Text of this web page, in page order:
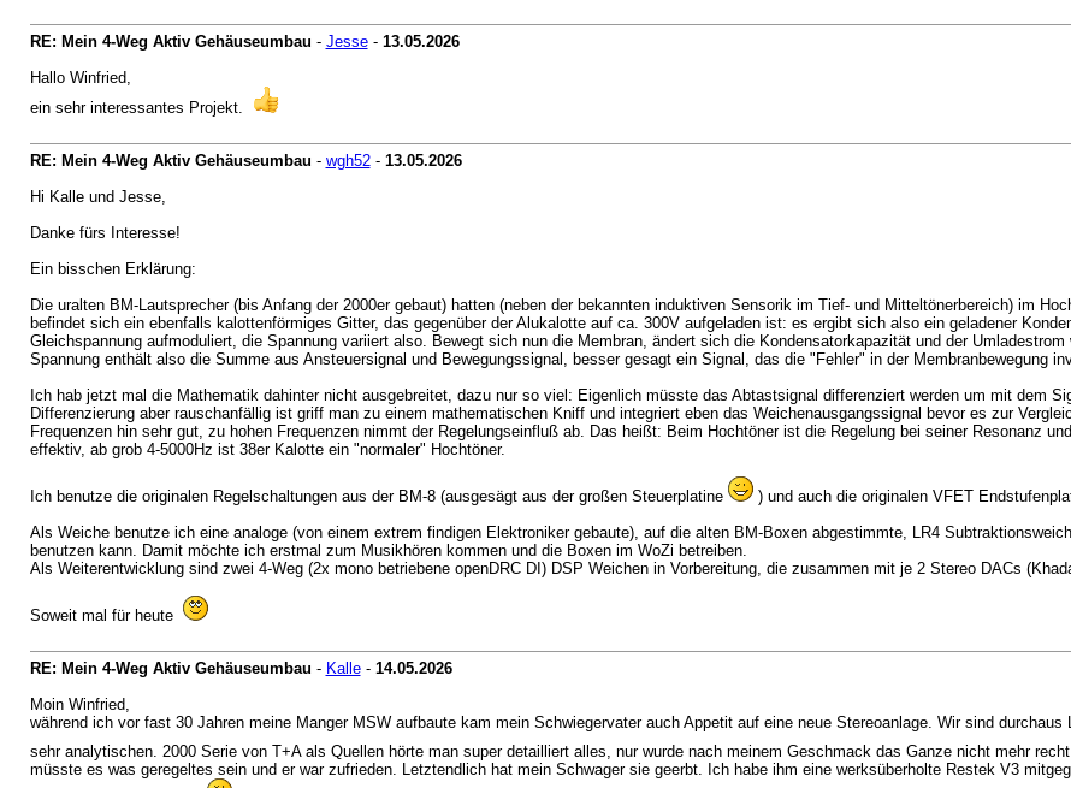
RE: Mein 4-Weg Aktiv Gehäuseumbau - Jesse- 13.05.2026
Hallo Winfried,
ein sehr interessantes Projekt.
RE: Mein 4-Weg Aktiv Gehäuseumbau - wgh52- 13.05.2026
Hi Kalle und Jesse,
Danke fürs Interesse!
Ein bisschen Erklärung:
Die uralten BM-Lautsprecher (bis Anfang der 2000er gebaut) hatten (neben der bekannten induktiven Sensorik im Tief- und Mitteltönerbereich) im
befindet sich ein ebenfalls kalottenförmiges Gitter, das gegenüber der Alukalotte auf ca. 300V aufgeladen ist: es ergibt sich also ein geladener
Gleichspannung aufmoduliert, die Spannung variiert also. Bewegt sich nun die Membran, ändert sich die Kondensatorkapazität und der
Spannung enthält also die Summe aus Ansteuersignal und Bewegungssignal, besser gesagt ein Signal, das die "Fehler" in der Membranbewegung
Ich hab jetzt mal die Mathematik dahinter nicht ausgebreitet, dazu nur so viel: Eigenlich müsste das Abtastsignal differenziert werden um mit dem
Differenzierung aber rauschanfällig ist griff man zu einem mathematischen Kniff und integriert eben das Weichenausgangssignal bevor es zur
Frequenzen hin sehr gut, zu hohen Frequenzen nimmt der Regelungseinfluß ab. Das heißt: Beim Hochtöner ist die Regelung bei seiner Resonanz
effektiv, ab grob 4-5000Hz ist 38er Kalotte ein "normaler" Hochtöner.
Ich benutze die originalen Regelschaltungen aus der BM-8 (ausgesägt aus der großen Steuerplatine
) und auch die originalen VFET
Als Weiche benutze ich eine analoge (von einem extrem findigen Elektroniker gebaute), auf die alten BM-Boxen abgestimmte, LR4
benutzen kann. Damit möchte ich erstmal zum Musikhören kommen und die Boxen im WoZi betreiben.
Als Weiterentwicklung sind zwei 4-Weg (2x mono betriebene openDRC DI) DSP Weichen in Vorbereitung, die zusammen mit je 2 Stereo DACs
Soweit mal für heute
RE: Mein 4-Weg Aktiv Gehäuseumbau - Kalle- 14.05.2026
Moin Winfried,
während ich vor fast 30 Jahren meine Manger MSW aufbaute kam mein Schwiegervater auch Appetit auf eine neue Stereoanlage. Wir sind
sehr analytischen. 2000 Serie von T+A als Quellen hörte man super detailliert alles, nur wurde nach meinem Geschmack das Ganze nicht mehr
müsste es was geregeltes sein und er war zufrieden. Letztendlich hat mein Schwager sie geerbt. Ich habe ihm eine werksüberholte Restek V3